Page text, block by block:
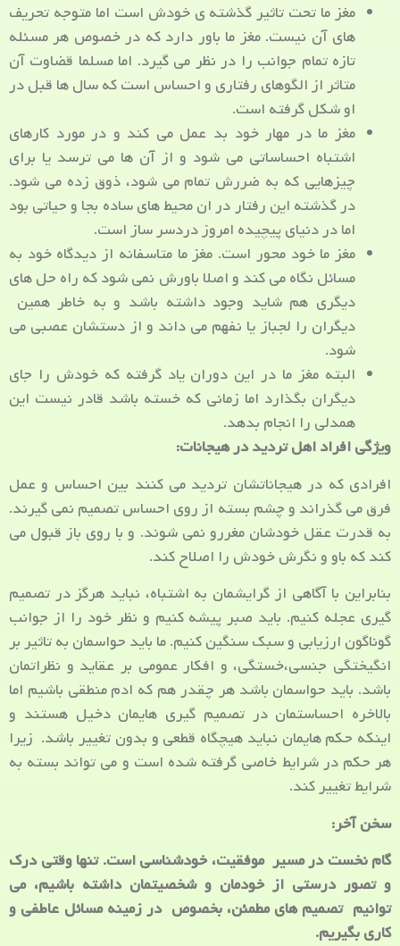
مغز ما تحت تاثیر گذشته ی خودش است اما متوجه تحریف
های آن نیست. مغز ما باور دارد که در خصوص هر مسئله
تازه تمام جوانب را در نظر می گیرد. اما مسلما قضاوت آن
متاثر از الگوهای رفتاری و احساس است که سال ها قبل در
او شکل گرفته است.
مغز ما در مهار خود بد عمل می کند و در مورد کارهای
اشتباه احساساتی می شود و از آن ها می ترسد یا برای
چیزهایی که به ضررش تمام می شود، ذوق زده می شود.
در گذشته این رفتار در ان محیط های ساده بجا و حیاتی بود
اما در دنیای پیچیده امروز دردسر ساز است.
مغز ما خود محور است. مغز ما متاسفانه از دیدگاه خود به
مسائل نگاه می کند و اصلا باورش نمی شود که راه حل های
دیگری هم شاید وجود داشته باشد و به خاطر همین
دیگران را لجباز یا نفهم می داند و از دستشان عصبی می
شود.
البته مغز ما در این دوران یاد گرفته که خودش را جای
دیگران بگذارد اما زمانی که خسته باشد قادر نیست این
همدلی را انجام بدهد.
ویژگی افراد اهل تردید در هیجانات:
افرادی که در هیجاناتشان تردید می کنند بین احساس و عمل
فرق می گذراند و چشم بسته از روی احساس تصمیم نمی گیرند.
به قدرت عقل خودشان مغررو نمی شوند. و با روی باز قبول می
کند که باو و نگرش خودش را اصلاح کند.
بنابراین با آگاهی از گرایشمان به اشتباه، نباید هرگز در تصمیم
گیری عجله کنیم. باید صبر پیشه کنیم و نظر خود را از جوانب
گوناگون ارزیابی و سبک سنگین کنیم. ما باید حواسمان به تاثیر بر
انگیختگی جنسی،خستگی، و افکار عمومی بر عقاید و نظراتمان
باشد. باید حواسمان باشد هر چقدر هم که ادم منطقی باشیم اما
بالاخره احساستمان در تصمیم گیری هایمان دخیل هستند و
اینکه حکم هایمان نباید هیچگاه قطعی و بدون تغییر باشد. زیرا
هر حکم در شرایط خاصی گرفته شده است و می تواند بسته به
شرایط تغییر کند.
سخن آخر:
گام نخست در مسیر موفقیت، خودشناسی است. تنها وقتی درک
و تصور درستی از خودمان و شخصیتمان داشته باشیم، می
توانیم تصمیم های مطمئن، بخصوص در زمینه مسائل عاطفی و
کاری بگیریم.